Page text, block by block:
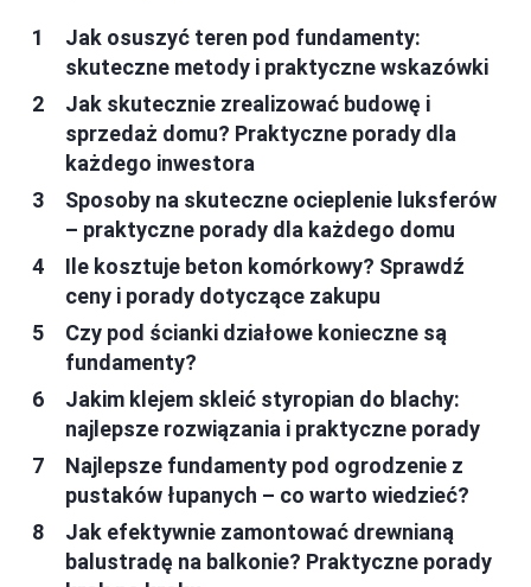
Jak osuszyć teren pod fundamenty:
skuteczne metody i praktyczne wskazówki
Jak skutecznie zrealizować budowę i
sprzedaż domu? Praktyczne porady dla
każdego inwestora
Sposoby na skuteczne ocieplenie luksferów
– praktyczne porady dla każdego domu
Ile kosztuje beton komórkowy? Sprawdź
ceny i porady dotyczące zakupu
Czy pod ścianki działowe konieczne są
fundamenty?
Jakim klejem skleić styropian do blachy:
najlepsze rozwiązania i praktyczne porady
Najlepsze fundamenty pod ogrodzenie z
pustaków łupanych – co warto wiedzieć?
Jak efektywnie zamontować drewnianą
balustradę na balkonie? Praktyczne porady